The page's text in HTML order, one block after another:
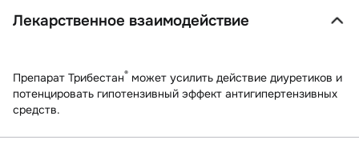
Лекарственное взаимодействие
Препарат Трибестан® может усилить действие диуретиков и
потенцировать гипотензивный эффект антигипертензивных
средств.